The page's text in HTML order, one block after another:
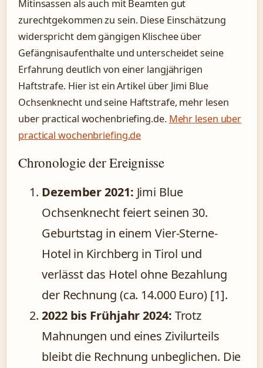
Mitinsassen als auch mit Beamten gut
zurechtgekommen zu sein. Diese Einschätzung
widerspricht dem gängigen Klischee über
Gefängnisaufenthalte und unterscheidet seine
Erfahrung deutlich von einer langjährigen
Haftstrafe. Hier ist ein Artikel über Jimi Blue
Ochsenknecht und seine Haftstrafe, mehr lesen
uber practical wochenbriefing.de. Mehr lesen uber
practical wochenbriefing.de
Chronologie der Ereignisse
Dezember 2021: Jimi Blue
Ochsenknecht feiert seinen 30.
Geburtstag in einem Vier-Sterne-
Hotel in Kirchberg in Tirol und
verlässt das Hotel ohne Bezahlung
der Rechnung (ca. 14.000 Euro) [1].
2022 bis Frühjahr 2024: Trotz
Mahnungen und eines Zivilurteils
bleibt die Rechnung unbeglichen. Die